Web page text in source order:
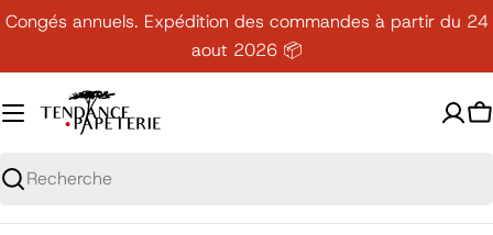
Passer
contenu
Congés annuels. Expédition des commandes à partir du 24
aout 2026 📦
Recherche